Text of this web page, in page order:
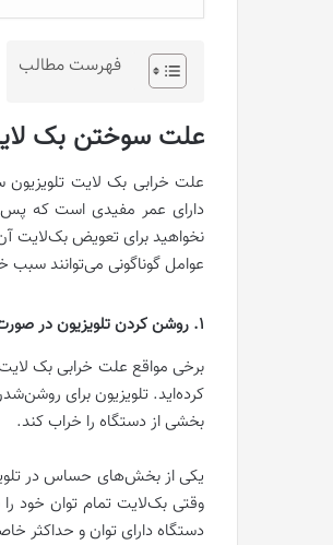
فهرست مطالب
علت سوختن بک
علت خرابی بک لایت
دارای عمر مفیدی است که پس
نخواهید برای تعویض بک‌لایت
عوامل گوناگونی می‌توانند
1. روشن کردن تلویزیون در صورت بالا بودن ولتاژ
برخی مواقع علت خرابی بک
کرده‌اید. تلویزیون برای
بخشی از دستگاه را خراب کند.
یکی از بخش‌های حساس در
وقتی بک‌لایت تمام توان خود
دستگاه دارای توان و حداکثر